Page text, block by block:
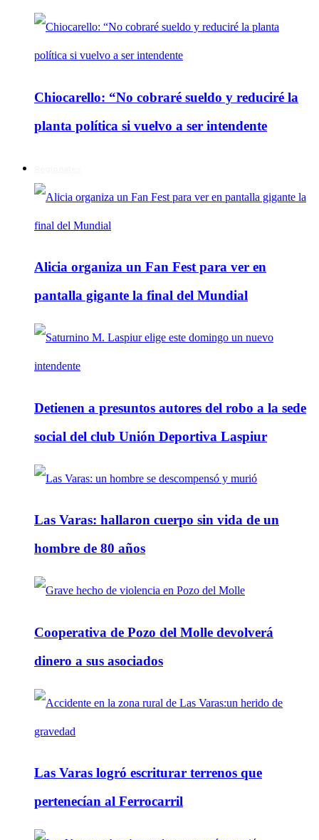
Chiocarello: “No cobraré sueldo y reduciré la
planta política si vuelvo a ser intendente
Alicia organiza un Fan Fest para ver en
pantalla gigante la final del Mundial
Detienen a presuntos autores del robo a la sede
social del club Unión Deportiva Laspiur
Las Varas: hallaron cuerpo sin vida de un
hombre de 80 años
Cooperativa de Pozo del Molle devolverá
dinero a sus asociados
Las Varas logró escriturar terrenos que
pertenecían al Ferrocarril